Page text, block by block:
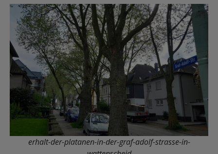
erhalt-der-platanen-in-der-graf-adolf-strasse-in-